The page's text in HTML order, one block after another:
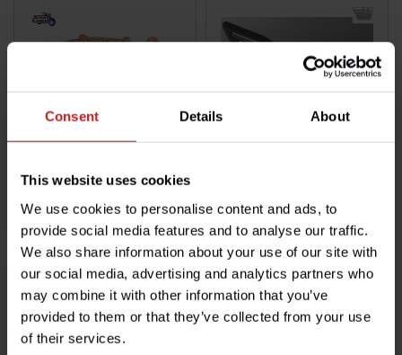
Consent Details About
This website uses cookies
We use cookies to personalise content and ads, to
provide social media features and to analyse our traffic.
We also share information about your use of our site with
our social media, advertising and analytics partners who
may combine it with other information that you’ve
provided to them or that they’ve collected from your use
of their services.
Plaquettes Rocket III/3
€39,50 Disponible €549,00 Disponible